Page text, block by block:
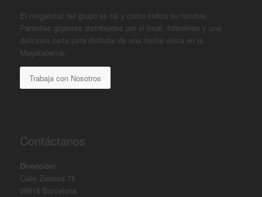
El megalocal del grupo es tal y como indica su nombre.
Pantallas gigantes distribuidas por el local, futbolines y una
deliciosa carta para disfrutar de una noche única en la
Megataberna.
Trabaja con Nosotros
Contáctanos
Dirección:
Calle Zamora 78
08018 Barcelona